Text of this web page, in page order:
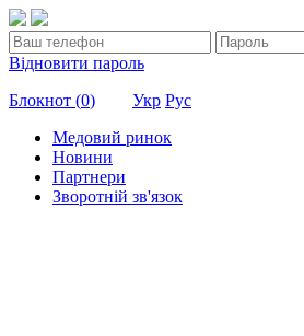
Відновити пароль
Блокнот (0) Укр Рус
Медовий ринок
Новини
Партнери
Зворотній зв'язок